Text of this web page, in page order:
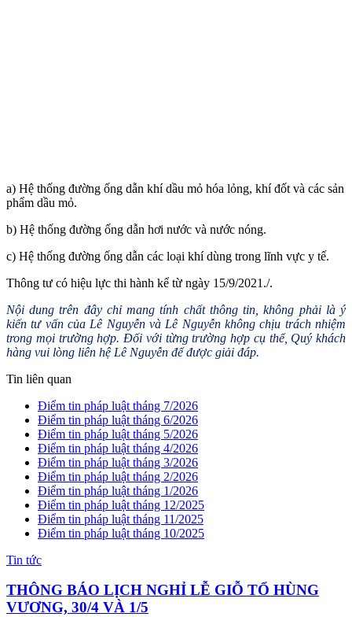
a) Hệ thống đường ống dẫn khí dầu mỏ hóa lỏng, khí đốt và các sản
phẩm dầu mỏ.
b) Hệ thống đường ống dẫn hơi nước và nước nóng.
c) Hệ thống đường ống dẫn các loại khí dùng trong lĩnh vực y tế.
Thông tư có hiệu lực thi hành kể từ ngày 15/9/2021./.
Nội dung trên đây chỉ mang tính chất thông tin, không phải là ý
kiến tư vấn của Lê Nguyễn và Lê Nguyễn không chịu trách nhiệm
trong mọi trường hợp. Đối với từng trường hợp cụ thể, Quý khách
hàng vui lòng liên hệ Lê Nguyễn để được giải đáp.
Tin liên quan
Điểm tin pháp luật tháng 7/2026
Điểm tin pháp luật tháng 6/2026
Điểm tin pháp luật tháng 5/2026
Điểm tin pháp luật tháng 4/2026
Điểm tin pháp luật tháng 3/2026
Điểm tin pháp luật tháng 2/2026
Điểm tin pháp luật tháng 1/2026
Điểm tin pháp luật tháng 12/2025
Điểm tin pháp luật tháng 11/2025
Điểm tin pháp luật tháng 10/2025
Tin tức
THÔNG BÁO LỊCH NGHỈ LỄ GIỖ TỔ HÙNG
VƯƠNG, 30/4 VÀ 1/5